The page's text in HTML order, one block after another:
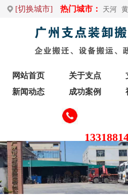
[切换城市] 热门城市： 天河
网站首页 关于支点
新闻动态
成功案例